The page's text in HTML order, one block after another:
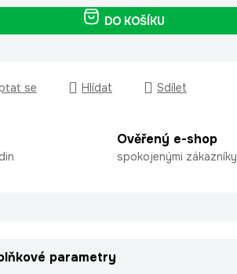
DO KOŠÍKU
se Hlídat Sdílet
Ověřený e-shop
spokojenými zákazníky
parametry